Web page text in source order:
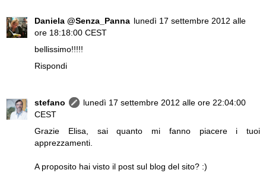
Daniela @Senza_Panna lunedì 17 settembre 2012 alle
ore 18:18:00 CEST
bellissimo!!!!!
Rispondi
stefano
lunedì 17 settembre 2012 alle ore 22:04:00
CEST
Grazie Elisa, sai quanto mi fanno piacere i tuoi
apprezzamenti.
A proposito hai visto il post sul blog del sito? :)